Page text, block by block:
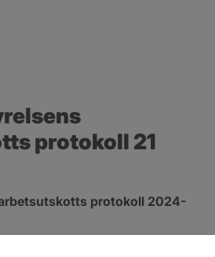
protokoll 21
protokoll 2024-